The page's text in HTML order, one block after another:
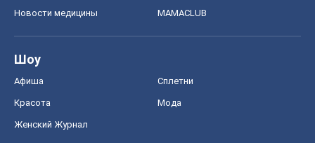
Новости медицины MAMACLUB
Шоу
Афиша Сплетни
Красота Мода
Женский Журнал